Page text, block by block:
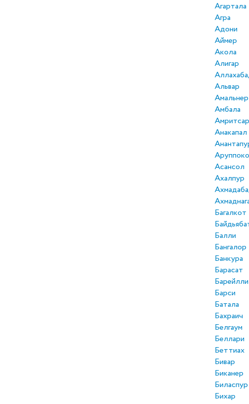
Агартала
Агра
Адони
Аймер
Акола
Алигар
Альвар
Амальнер
Амбала
Амритсар
Анакапал
Асансол
Ахалпур
Багалкот
Балли
Бангалор
Банкура
Барасат
Барейлли
Барси
Батала
Бахраич
Белгаум
Беллари
Беттиах
Бивар
Биканер
Биласпур
Бихар